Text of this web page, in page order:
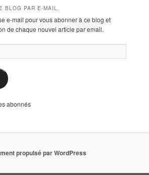
BLOG PAR E-MAIL.
e-mail pour vous abonner à ce blog et
de chaque nouvel article par email.
abonnés
propulsé par WordPress